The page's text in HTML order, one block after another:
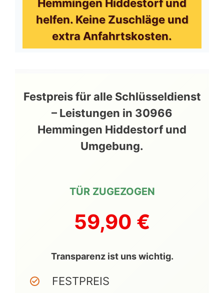
Hemmingen Hiddestorf und
helfen. Keine Zuschläge und
extra Anfahrtskosten.
Festpreis für alle Schlüsseldienst
– Leistungen in 30966
Hemmingen Hiddestorf und
Umgebung.
TÜR ZUGEZOGEN
59,90 €
Transparenz ist uns wichtig.
FESTPREIS